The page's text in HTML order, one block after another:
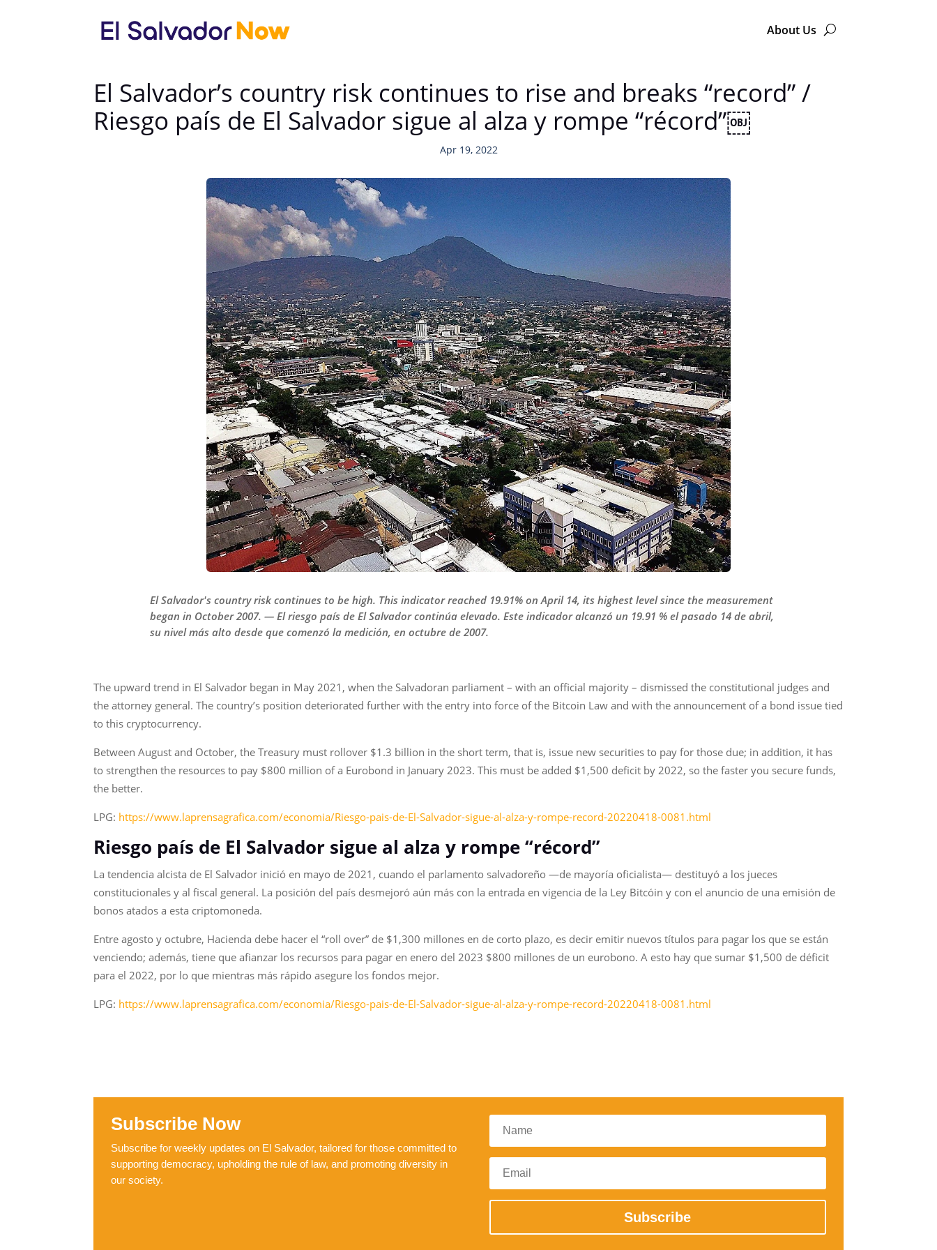
About Us
El Salvador’s country risk continues to rise and breaks “record” /
Riesgo país de El Salvador sigue al alza y rompe “récord”￼
Apr 19, 2022
El Salvador's country risk continues to be high. This indicator reached 19.91% on April 14, its highest level since the measurement
began in October 2007. — El riesgo país de El Salvador continúa elevado. Este indicador alcanzó un 19.91 % el pasado 14 de abril,
su nivel más alto desde que comenzó la medición, en octubre de 2007.
The upward trend in El Salvador began in May 2021, when the Salvadoran parliament – with an official majority – dismissed the constitutional judges and
the attorney general. The country’s position deteriorated further with the entry into force of the Bitcoin Law and with the announcement of a bond issue tied
to this cryptocurrency.
Between August and October, the Treasury must rollover $1.3 billion in the short term, that is, issue new securities to pay for those due; in addition, it has
to strengthen the resources to pay $800 million of a Eurobond in January 2023. This must be added $1,500 deficit by 2022, so the faster you secure funds,
the better.
LPG: https://www.laprensagrafica.com/economia/Riesgo-pais-de-El-Salvador-sigue-al-alza-y-rompe-record-20220418-0081.html
Riesgo país de El Salvador sigue al alza y rompe “récord”
La tendencia alcista de El Salvador inició en mayo de 2021, cuando el parlamento salvadoreño —de mayoría oficialista— destituyó a los jueces
constitucionales y al fiscal general. La posición del país desmejoró aún más con la entrada en vigencia de la Ley Bitcóin y con el anuncio de una emisión de
bonos atados a esta criptomoneda.
Entre agosto y octubre, Hacienda debe hacer el “roll over” de $1,300 millones en de corto plazo, es decir emitir nuevos títulos para pagar los que se están
venciendo; además, tiene que afianzar los recursos para pagar en enero del 2023 $800 millones de un eurobono. A esto hay que sumar $1,500 de déficit
para el 2022, por lo que mientras más rápido asegure los fondos mejor.
LPG: https://www.laprensagrafica.com/economia/Riesgo-pais-de-El-Salvador-sigue-al-alza-y-rompe-record-20220418-0081.html
Subscribe Now
Subscribe for weekly updates on El Salvador, tailored for those committed to
supporting democracy, upholding the rule of law, and promoting diversity in
our society.
Subscribe